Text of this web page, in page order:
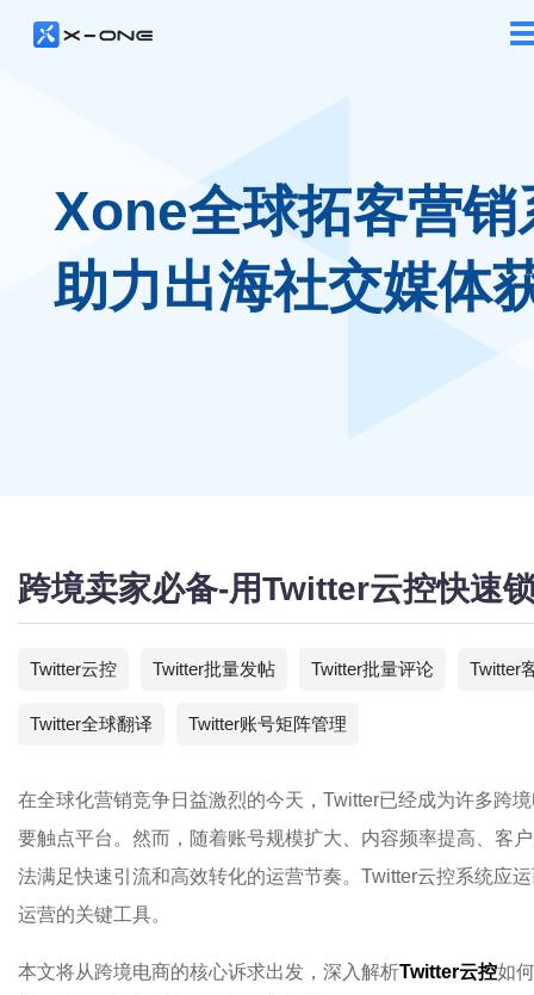
Xone全球拓客营销
助力出海社交媒体
跨境卖家必备-用Twitter云控快速
Twitter云控 Twitter批量发帖 Twitter批量评论 Twitter
Twitter全球翻译 Twitter账号矩阵管理
在全球化营销竞争日益激烈的今天，Twitter已经成为许多跨
要触点平台。然而，随着账号规模扩大、内容频率提高、客
法满足快速引流和高效转化的运营节奏。Twitter云控系统应
运营的关键工具。
本文将从跨境电商的核心诉求出发，深入解析Twitter云控如